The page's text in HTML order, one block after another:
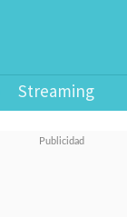
Streaming